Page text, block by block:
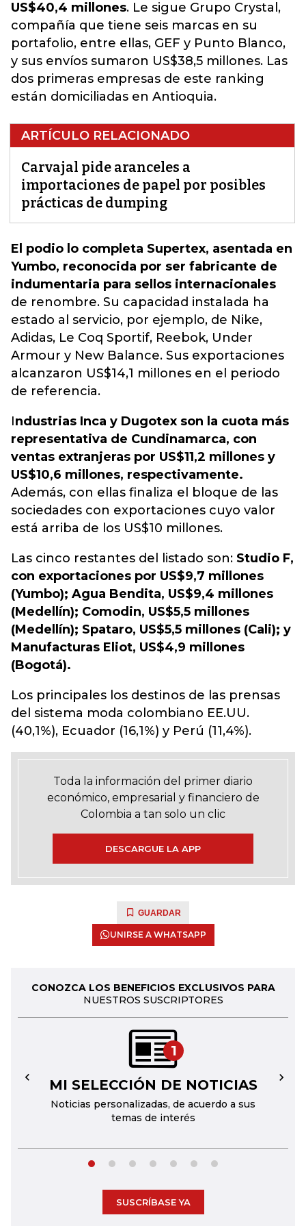
US$40,4 millones. Le sigue Grupo Crystal,
compañía que tiene seis marcas en su
portafolio, entre ellas, GEF y Punto Blanco,
y sus envíos sumaron US$38,5 millones. Las
dos primeras empresas de este ranking
están domiciliadas en Antioquia.
ARTÍCULO RELACIONADO
Carvajal pide aranceles a
importaciones de papel por posibles
prácticas de dumping
El podio lo completa Supertex, asentada en
Yumbo, reconocida por ser fabricante de
indumentaria para sellos internacionales
de renombre. Su capacidad instalada ha
estado al servicio, por ejemplo, de Nike,
Adidas, Le Coq Sportif, Reebok, Under
Armour y New Balance. Sus exportaciones
alcanzaron US$14,1 millones en el periodo
de referencia.
Industrias Inca y Dugotex son la cuota más
representativa de Cundinamarca, con
ventas extranjeras por US$11,2 millones y
US$10,6 millones, respectivamente.
Además, con ellas finaliza el bloque de las
sociedades con exportaciones cuyo valor
está arriba de los US$10 millones.
Las cinco restantes del listado son: Studio F,
con exportaciones por US$9,7 millones
(Yumbo); Agua Bendita, US$9,4 millones
(Medellín); Comodin, US$5,5 millones
(Medellín); Spataro, US$5,5 millones (Cali); y
Manufacturas Eliot, US$4,9 millones
(Bogotá).
Los principales los destinos de las prensas
del sistema moda colombiano EE.UU.
(40,1%), Ecuador (16,1%) y Perú (11,4%).
Toda la información del primer diario
económico, empresarial y financiero de
Colombia a tan solo un clic
DESCARGUE LA APP
GUARDAR
UNIRSE A WHATSAPP
CONOZCA LOS BENEFICIOS EXCLUSIVOS PARA
NUESTROS SUSCRIPTORES
1
MI SELECCIÓN DE NOTICIAS
Noticias personalizadas, de acuerdo a sus
temas de interés
← →
SUSCRÍBASE YA